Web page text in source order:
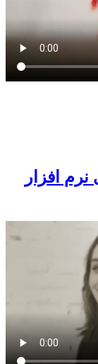
افزار